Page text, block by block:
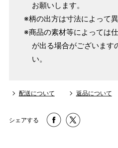
1 寸法は鯨尺（くじらじゃく）
で作られた道具で測ってい
単位：１尺＝約38cm １寸
2 鯨尺寸法となりますので上表
3 反物の巾により表記の裄のサ
お願いします。
※柄の出方は寸法によって異
※商品の素材等によっては
が出る場合がございます
い。
配送について 返品について
シェアする